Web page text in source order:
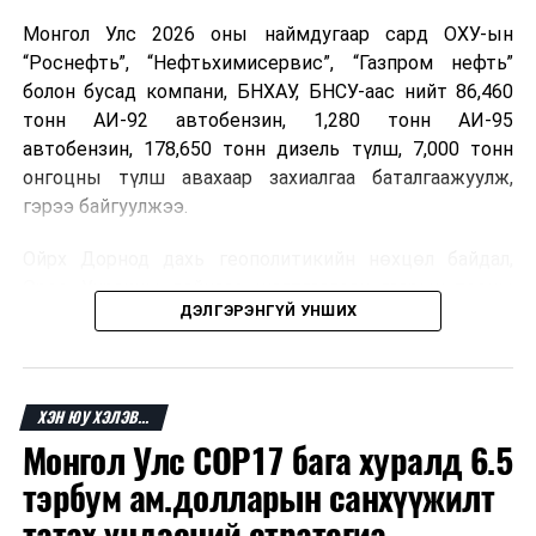
Монгол Улс 2026 оны наймдугаар сард ОХУ-ын
“Роснефть”, “Нефтьхимисервис”, “Газпром нефть”
болон бусад компани, БНХАУ, БНСУ-аас нийт 86,460
тонн АИ-92 автобензин, 1,280 тонн АИ-95
автобензин, 178,650 тонн дизель түлш, 7,000 тонн
онгоцны түлш авахаар захиалгаа баталгаажуулж,
гэрээ байгуулжээ.
Орос, Украины дайнаас шалтгаалсан газрын тосны
үнийн өсөлт дэлхийн зах зээлд буураагүй байна.
дахин өсөж, ОХУ болон бусад эх үүсвэрээс худалдан
авах шатахууны үнэ 1,200-2,000 ам.долларт хүрчээ.
Иймд дотоодын зах зээл дэх үнийн өсөлтийг
сааруулахын тулд гаалийн болон онцгой албан
татварыг тэглэх шаардлага үүссэнийг салбарын сайд
ДЭЛГЭРЭНГҮЙ УНШИХ
ХЭН ЮУ ХЭЛЭВ...
Монгол Улс COP17 бага хуралд 6.5
тэрбум ам.долларын санхүүжилт